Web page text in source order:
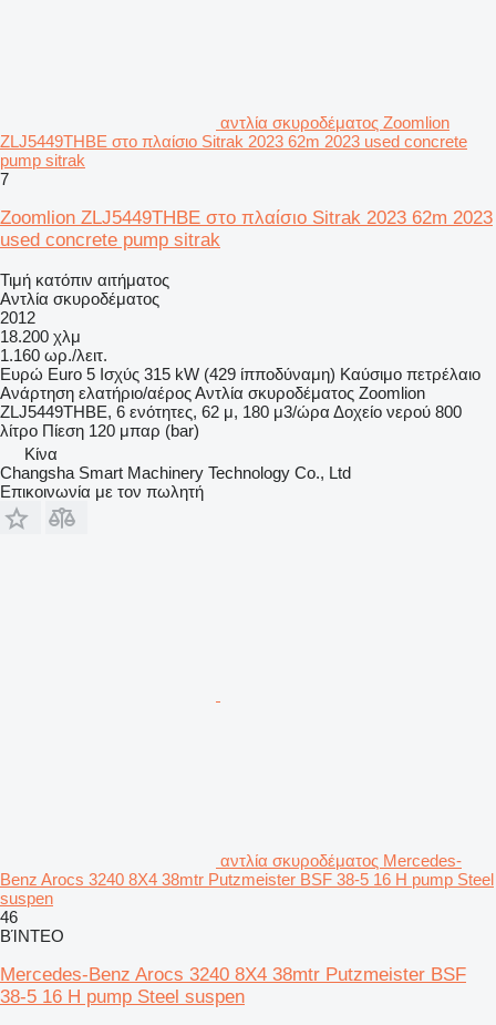
αντλία σκυροδέματος Zoomlion
ZLJ5449THBE στο πλαίσιο Sitrak 2023 62m 2023 used concrete
pump sitrak
7
Zoomlion ZLJ5449THBE στο πλαίσιο Sitrak 2023 62m 2023
used concrete pump sitrak
Τιμή κατόπιν αιτήματος
Αντλία σκυροδέματος
2012
18.200 χλμ
1.160 ωρ./λειτ.
Ευρώ Euro 5 Ισχύς 315 kW (429 ίπποδύναμη) Καύσιμο πετρέλαιο
Ανάρτηση ελατήριο/αέροςΑντλία σκυροδέματος Zoomlion
ZLJ5449THBE, 6 ενότητες, 62 μ, 180 μ3/ώρα Δοχείο νερού 800
λίτρο Πίεση 120 μπαρ (bar)
Κίνα
Changsha Smart Machinery Technology Co., Ltd
Επικοινωνία με τον πωλητή
αντλία σκυροδέματος Mercedes-
Benz Arocs 3240 8X4 38mtr Putzmeister BSF 38-5 16 H pump Steel
suspen
46
ΒΊΝΤΕΟ
Mercedes-Benz Arocs 3240 8X4 38mtr Putzmeister BSF
38-5 16 H pump Steel suspen